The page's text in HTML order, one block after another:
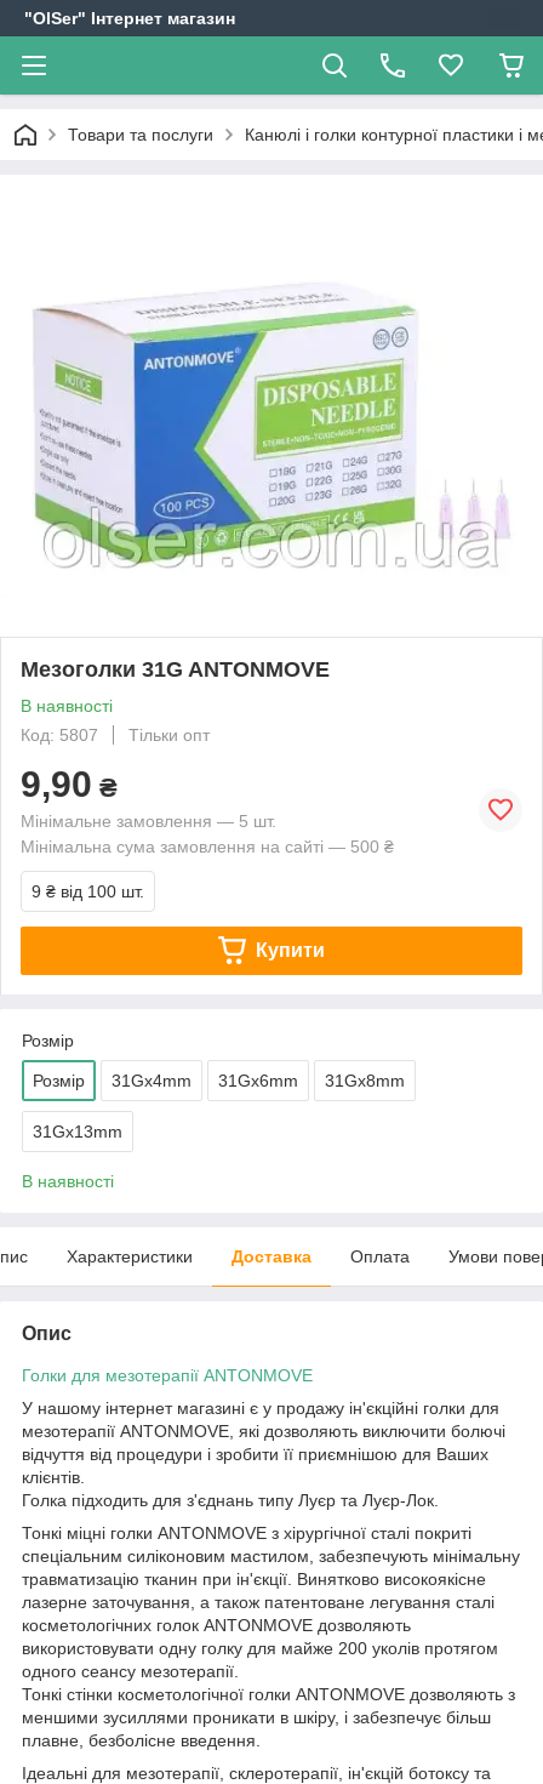
"OlSer" Інтернет магазин
Товари та послуги Канюлі і голки контурної пластики і
Мезоголки 31G ANTONMOVE
В наявності
Код: 5807
Тільки опт
9,90 ₴
Мінімальне замовлення — 5 шт.
Мінімальна сума замовлення на сайті — 500 ₴
9 ₴ від 100 шт.
Купити
Розмір
Розмір 31Gx4mm 31Gx6mm 31Gx8mm
31Gx13mm
В наявності
Характеристики Доставка Оплата Умови
Опис
Голки для мезотерапії ANTONMOVE
У нашому інтернет магазині є у продажу ін'єкційні голки для
мезотерапії ANTONMOVE, які дозволяють виключити болючі
відчуття від процедури і зробити її приємнішою для Ваших
клієнтів.
Голка підходить для з'єднань типу Луєр та Луєр-Лок.
Тонкі міцні голки ANTONMOVE з хірургічної сталі покриті
спеціальним силіконовим мастилом, забезпечують мінімальну
травматизацію тканин при ін'єкції. Винятково високоякісне
лазерне заточування, а також патентоване легування сталі
косметологічних голок ANTONMOVE дозволяють
використовувати одну голку для майже 200 уколів протягом
одного сеансу мезотерапії.
Тонкі стінки косметологічної голки ANTONMOVE дозволяють з
меншими зусиллями проникати в шкіру, і забезпечує більш
плавне, безболісне введення.
Ідеальні для мезотерапії, склеротерапії, ін'єкцій ботоксу та